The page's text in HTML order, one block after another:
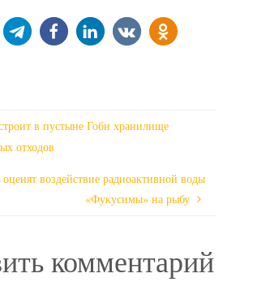
в пустыне Гоби хранилище
отходов
воздействие радиоактивной воды
«Фукусимы» на рыбу
комментарий